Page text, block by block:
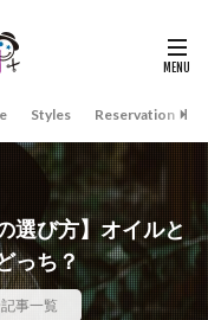
Styles Reservation
選び方】オイルと
っち？
事一覧